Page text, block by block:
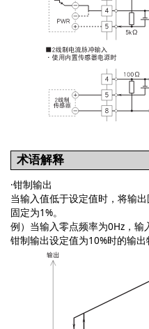
术语解释
·钳制输出
当输入值低于设定值时，将输
固定为1%。
例）当输入零点频率为0Hz，输
钳制输出设定值为10%时的输出